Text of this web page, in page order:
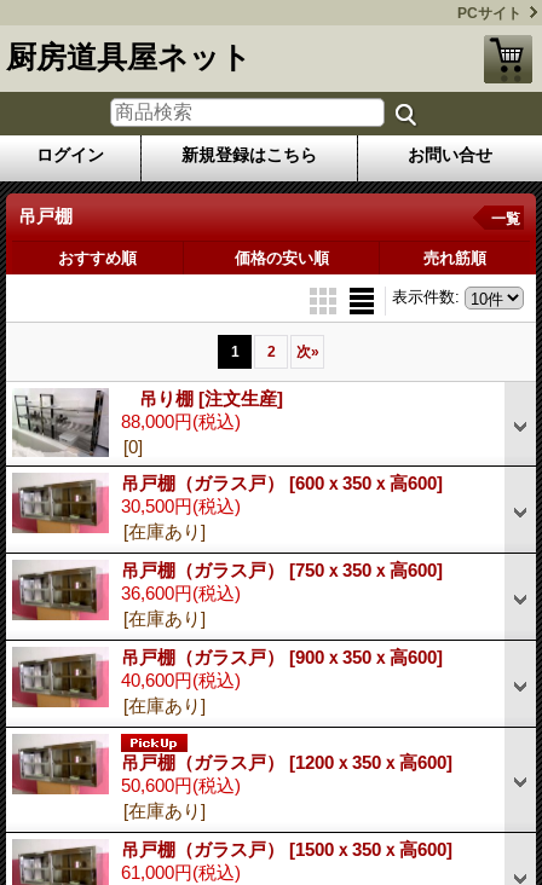
PCサイト
厨房道具屋ネット
ログイン 新規登録はこちら お問い合せ
吊戸棚 一覧
おすすめ順 価格の安い順 売れ筋順
表示件数:
1 2 次»
吊り棚 [注文生産]
88,000円(税込)
[0]
吊戸棚（ガラス戸） [600ｘ350ｘ高600]
30,500円(税込)
[在庫あり]
吊戸棚（ガラス戸） [750ｘ350ｘ高600]
36,600円(税込)
[在庫あり]
吊戸棚（ガラス戸） [900ｘ350ｘ高600]
40,600円(税込)
[在庫あり]
吊戸棚（ガラス戸） [1200ｘ350ｘ高600]
50,600円(税込)
[在庫あり]
吊戸棚（ガラス戸） [1500ｘ350ｘ高600]
61,000円(税込)